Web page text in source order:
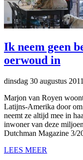
Ik neem geen
oerwoud in
dinsdag 30 augustus 2011
Marjon van Royen
Latijns-Amerika door
neemt ze altijd mee in
inwoner van deze
Dutchman Magazine 3/
LEES MEER